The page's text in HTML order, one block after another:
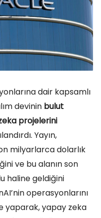
dair kapsamlı
devinin bulut
projelerini
Yayın,
milyarlarca dolarlık
ve bu alanın son
haline geldiğini
operasyonlarını
yaparak, yapay zeka